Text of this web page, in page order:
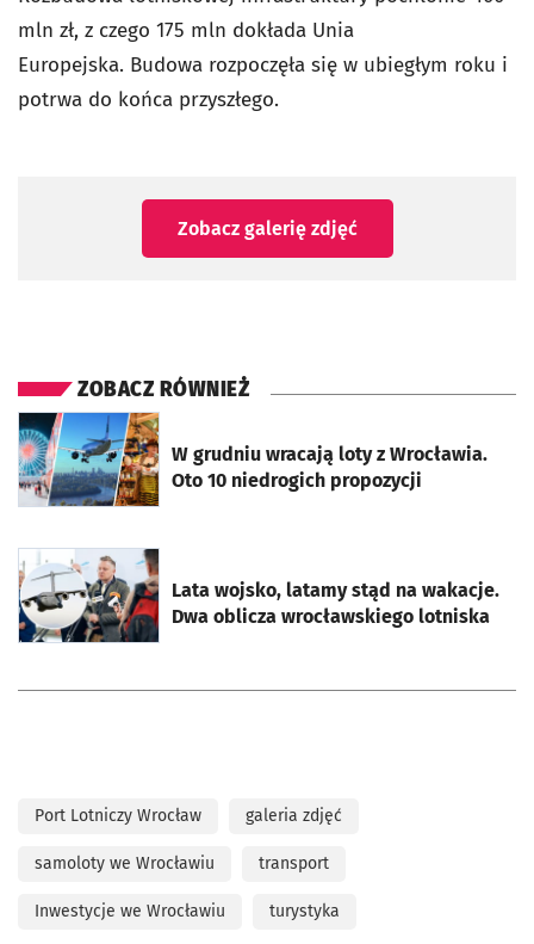
mln zł, z czego 175 mln dokłada Unia
Europejska. Budowa rozpoczęła się w ubiegłym roku i
potrwa do końca przyszłego.
Zobacz galerię zdjęć
ZOBACZ RÓWNIEŻ
W grudniu wracają loty z Wrocławia.
Oto 10 niedrogich propozycji
otworzy się w nowej karcie
Lata wojsko, latamy stąd na wakacje.
Dwa oblicza wrocławskiego lotniska
otworzy się w nowej karcie
Port Lotniczy Wrocław galeria zdjęć
samoloty we Wrocławiu transport
Inwestycje we Wrocławiu turystyka